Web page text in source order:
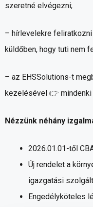
szeretné elvégezni;
– hírlevelekre
küldőben, hogy tuti nem
– az EHSSolutions-t
kezelésével 👉 mindenki
Nézzünk néhány
2026.01.01-től
Új rendelet a
igazgatási
Engedélyköteles